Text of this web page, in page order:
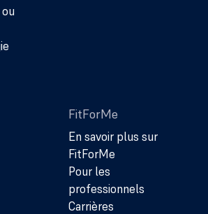
FitForMe
En savoir plus sur
FitForMe
Pour les
professionnels
Carrières